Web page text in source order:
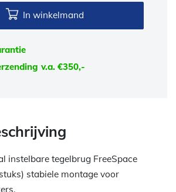
In winkelmand
v.a. €350,-
instelbare tegelbrug FreeSpace
stabiele montage voor